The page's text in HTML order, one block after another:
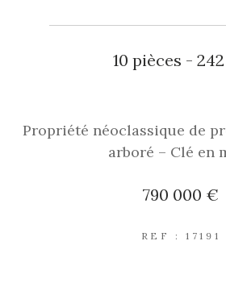
10 pièces - 242
Propriété néoclassique de
arboré – Clé en
790 000 €
REF : 17191